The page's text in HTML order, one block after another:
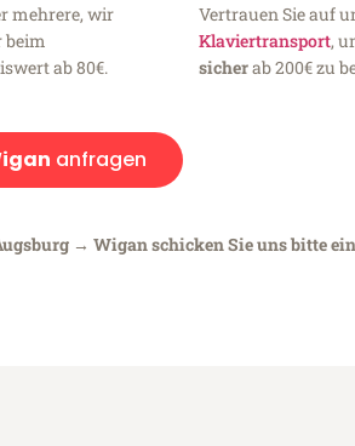
mehrere, wir
beim
ab 80€.
Vertrauen Sie auf
Klaviertransport,
sicherab 200€ zu
anfragen
→ Wigan schicken Sie uns bitte